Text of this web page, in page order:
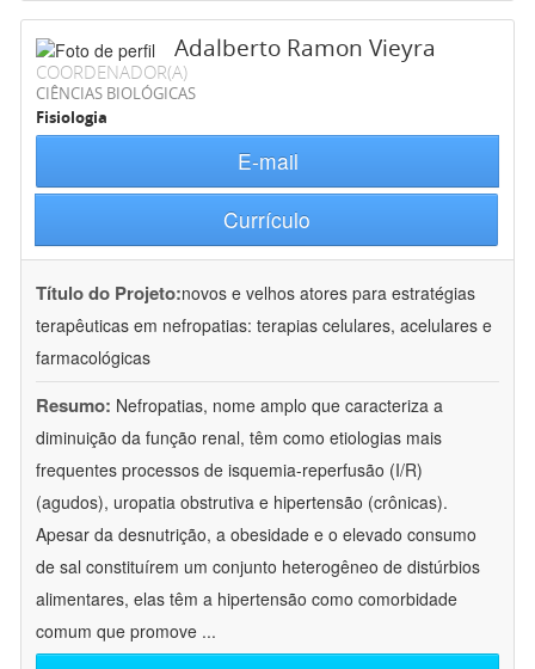
Adalberto Ramon Vieyra
COORDENADOR(A)
CIÊNCIAS BIOLÓGICAS
Fisiologia
E-mail
Currículo
Título do Projeto:novos e velhos atores para estratégias
terapêuticas em nefropatias: terapias celulares, acelulares e
farmacológicas
Resumo: Nefropatias, nome amplo que caracteriza a
diminuição da função renal, têm como etiologias mais
frequentes processos de isquemia-reperfusão (I/R)
(agudos), uropatia obstrutiva e hipertensão (crônicas).
Apesar da desnutrição, a obesidade e o elevado consumo
de sal constituírem um conjunto heterogêneo de distúrbios
alimentares, elas têm a hipertensão como comorbidade
comum que promove ...